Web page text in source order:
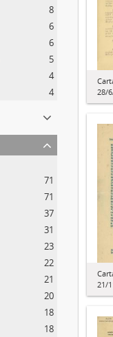
8
6
6
5
4
4
71
71
37
31
23
22
21
20
18
18
28/
21/